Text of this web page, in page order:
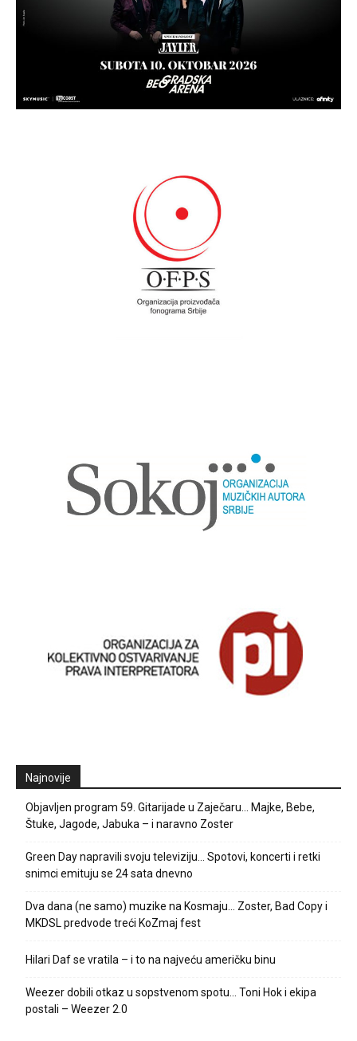
Najnovije
Objavljen program 59. Gitarijade u Zaječaru… Majke, Bebe,
Štuke, Jagode, Jabuka – i naravno Zoster
Green Day napravili svoju televiziju… Spotovi, koncerti i retki
snimci emituju se 24 sata dnevno
Dva dana (ne samo) muzike na Kosmaju… Zoster, Bad Copy i
MKDSL predvode treći KoZmaj fest
Hilari Daf se vratila – i to na najveću američku binu
Weezer dobili otkaz u sopstvenom spotu… Toni Hok i ekipa
postali – Weezer 2.0